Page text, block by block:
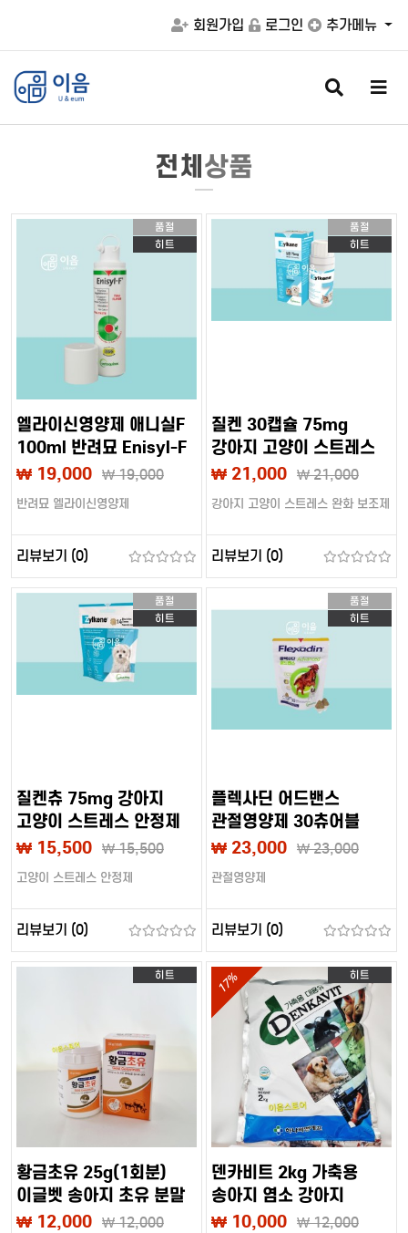
회원가입 로그인 추가메뉴
검
색
버
메
버
전체 상품
품절
히트
엘라이신영양제 애니실F
100ml 반려묘 Enisyl-F
베토퀴놀
₩ 19,000 ₩19,000
반려묘 엘라이신영양제
리뷰보기 (0)
품절
히트
질켄 30캡슐 75mg
강아지 고양이 스트레스
완화 보조제 안정제
분리불안 합사스트레스
[베토퀴놀]
₩ 21,000 ₩21,000
강아지 고양이 스트레스 완화 보조제
리뷰보기 (0)
품절
히트
질켄츄 75mg 강아지
고양이 스트레스 안정제
츄어블
₩ 15,500 ₩15,500
고양이 스트레스 안정제
리뷰보기 (0)
품절
히트
플렉사딘 어드밴스
관절영양제 30츄어블
[베토퀴놀]
₩ 23,000 ₩23,000
관절영양제
리뷰보기 (0)
히트
황금초유 25g(1회분)
이글벳 송아지 초유 분말
₩ 12,000 ₩12,000
히트
17%
덴카비트 2kg 가축용
송아지 염소 강아지
고양이 대용유
₩ 10,000 ₩12,000